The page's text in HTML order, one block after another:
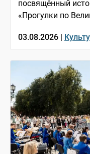
посвящённый
«Прогулки по
03.08.2026 |